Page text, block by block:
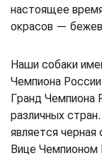
настоящее
окрасов —
Наши собаки
Чемпиона
Гранд Чемпиона
различных
является
Вице Чемпионом